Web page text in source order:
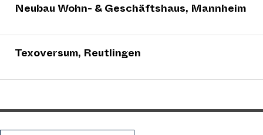
Neubau Wohn- & Geschäftshaus, Mannheim
Texoversum, Reutlingen